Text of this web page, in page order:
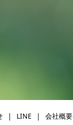
LINE 会社概要